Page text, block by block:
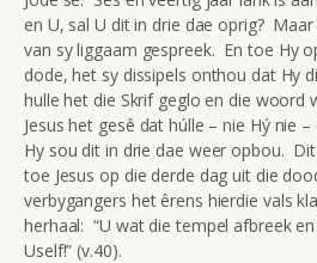
en U, sal U dit in drie dae oprig?
van sy liggaam gespreek. En toe Hy
dode, het sy dissipels onthou dat Hy
hulle het die Skrif geglo en die woord
Jesus het gesê dat húlle – nie Hý nie
Hy sou dit in drie dae weer opbou.
toe Jesus op die derde dag uit die
verbygangers het êrens hierdie vals
herhaal: “U wat die tempel afbreek
Uself!” (v.40).